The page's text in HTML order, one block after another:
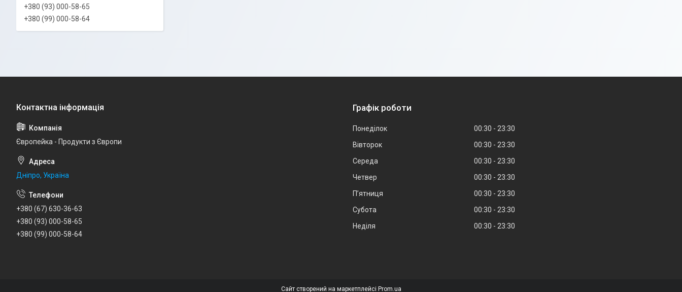
+380 (93) 000-58-65
+380 (99) 000-58-64
Європейка - Продукти з Європи
Дніпро, Україна
+380 (67) 630-36-63
+380 (93) 000-58-65
+380 (99) 000-58-64
Графік роботи
Понеділок 00:30
23:30
Вівторок
00:30
23:30
Середа
00:30
23:30
Четвер
00:30
23:30
Пʼятниця
00:30
23:30
Субота
00:30
23:30
Неділя
00:30 23:30
Сайт створений на маркетплейсі Prom.ua